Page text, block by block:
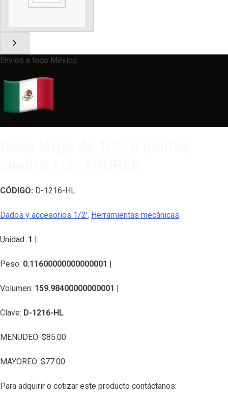
chevron_right
Envíos a todo México
CÓDIGO: D-1216-HL
Dados y accesorios 1/2', Herramientas mecánicas
Unidad: 1 |
Peso: 0.11600000000000001 |
Volumen: 159.98400000000001 |
Clave: D-1216-HL
MENUDEO: $85.00
MAYOREO: $77.00
Para adquirir o cotizar este producto contáctanos: